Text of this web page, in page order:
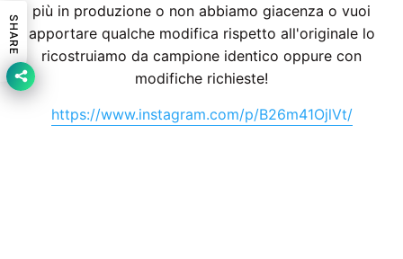
più in produzione o non abbiamo giacenza o vuoi
apportare qualche modifica rispetto all'originale lo
ricostruiamo da campione identico oppure con
modifiche richieste!
https://www.instagram.com/p/B26m41OjlVt/
SHARE